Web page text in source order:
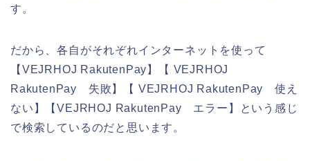
す。
だから、各自がそれぞれインターネットを使って
【VEJRHOJ RakutenPay】【 VEJRHOJ
RakutenPay 失敗】【 VEJRHOJ RakutenPay 使え
ない】【VEJRHOJ RakutenPay エラー】という感じ
で検索しているのだと思います。